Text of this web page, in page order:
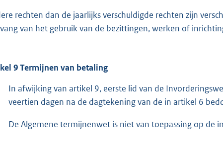
rechten dan de jaarlijks verschuldigde rechten zijn
van het gebruik van de bezittingen, werken of
9 Termijnen van betaling
In afwijking van artikel 9, eerste lid van de
veertien dagen na de dagtekening van de in artikel 6
De Algemene termijnenwet is niet van toepassing op de